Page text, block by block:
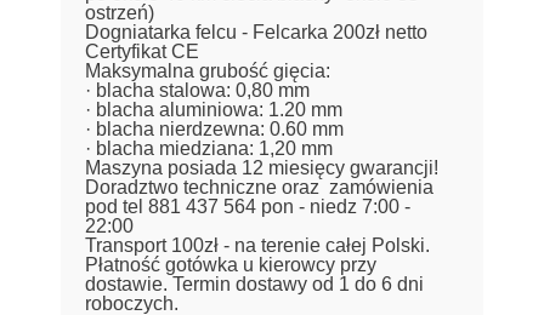
ostrzeń)
Dogniatarka felcu - Felcarka 200zł netto
Certyfikat CE
Maksymalna grubość gięcia:
· blacha stalowa: 0,80 mm
· blacha aluminiowa: 1.20 mm
· blacha nierdzewna: 0.60 mm
· blacha miedziana: 1,20 mm
Maszyna posiada 12 miesięcy gwarancji!
Doradztwo techniczne oraz zamówienia
pod tel 881 437 564 pon - niedz 7:00 -
22:00
Transport 100zł - na terenie całej Polski.
Płatność gotówka u kierowcy przy
dostawie. Termin dostawy od 1 do 6 dni
roboczych.